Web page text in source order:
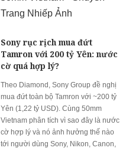
Sony rục rịch mua đứt
Tamron với 200 tỷ Yên: nước
cờ quá hợp lý?
Theo Diamond, Sony Group đề nghị
mua đứt toàn bộ Tamron với ~200 tỷ
Yên (1,22 tỷ USD). Cùng 50mm
Vietnam phân tích vì sao đây là nước
cờ hợp lý và nó ảnh hưởng thế nào
tới người dùng Sony, Nikon, Canon,